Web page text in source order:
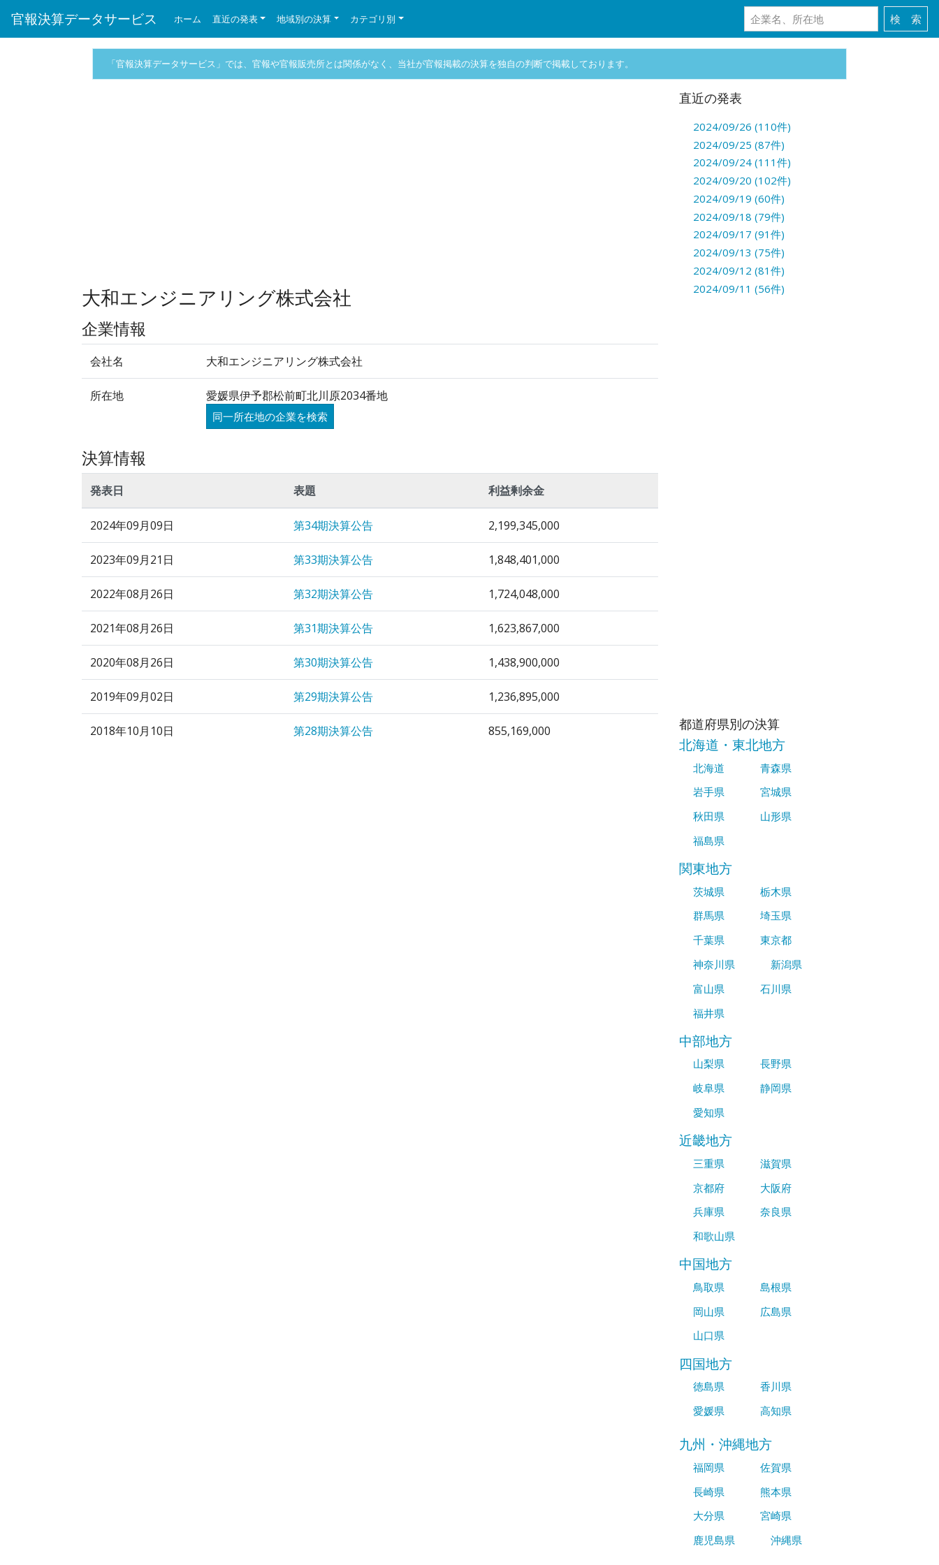
官報決算データサービス ホーム 直近の発表 地域別の決算 カテゴリ別
「官報決算データサービス」では、官報や官報販売所とは関係がなく、当社が官報掲載の決算を独自の判断で掲載しております。
大和エンジニアリング株式会社
企業情報
会社名 大和エンジニアリング株式会社
所在地 愛媛県伊予郡松前町北川原2034番地
同一所在地の企業を検索
決算情報
発表日 表題 利益剰余金
2024年09月09日 第34期決算公告 2,199,345,000
2023年09月21日 第33期決算公告 1,848,401,000
2022年08月26日 第32期決算公告 1,724,048,000
2021年08月26日 第31期決算公告 1,623,867,000
2020年08月26日 第30期決算公告 1,438,900,000
2019年09月02日 第29期決算公告 1,236,895,000
2018年10月10日 第28期決算公告 855,169,000
直近の発表
2024/09/26 (110件)
2024/09/25 (87件)
2024/09/24 (111件)
2024/09/20 (102件)
2024/09/19 (60件)
2024/09/18 (79件)
2024/09/17 (91件)
2024/09/13 (75件)
2024/09/12 (81件)
2024/09/11 (56件)
都道府県別の決算
北海道・東北地方
北海道
青森県
岩手県
宮城県
秋田県
山形県
福島県
関東地方
茨城県
栃木県
群馬県
埼玉県
千葉県
東京都
神奈川県
新潟県
富山県
石川県
福井県
中部地方
山梨県
長野県
岐阜県
静岡県
愛知県
近畿地方
三重県
滋賀県
京都府
大阪府
兵庫県
奈良県
和歌山県
中国地方
鳥取県
島根県
岡山県
広島県
山口県
四国地方
徳島県
香川県
愛媛県
高知県
九州・沖縄地方
福岡県
佐賀県
長崎県
熊本県
大分県
宮崎県
鹿児島県
沖縄県